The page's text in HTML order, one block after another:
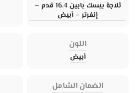
ثلاجة بيسك بابين 16.4 قدم –
إنفرتر – أبيض
اللون
أبيض
الضمان الشامل